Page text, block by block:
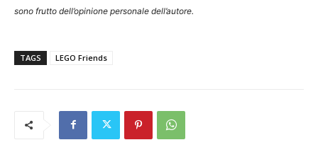
sono frutto dell’opinione personale dell’autore.
TAGS LEGO Friends